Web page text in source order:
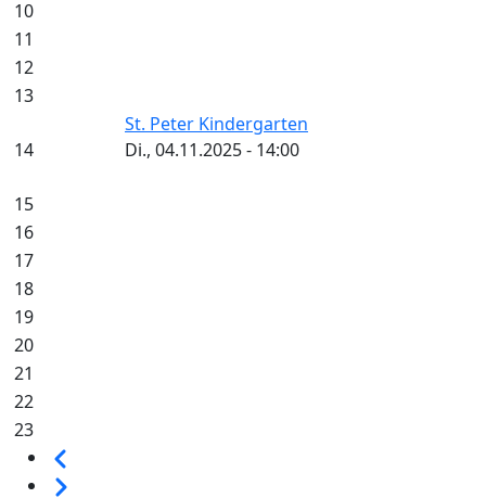
10
11
12
13
14
St. Peter Kindergarten
Di., 04.11.2025 - 14:00
15
16
17
18
19
20
21
22
23
Seitennummerierung
Weiter